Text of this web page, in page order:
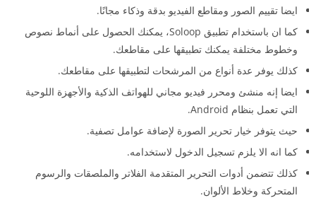
ايضا تقييم الصور ومقاطع الفيديو بدقة وذكاء مجانًا.
كما ان باستخدام تطبيق Soloop، يمكنك الحصول على أنماط نصوص
وخطوط مختلفة يمكنك تطبيقها على مقاطعك.
كذلك يوفر عدة أنواع من المرشحات لتطبيقها على مقاطعك.
ايضا إنه منشئ ومحرر فيديو مجاني للهواتف الذكية والأجهزة اللوحية
التي تعمل بنظام Android.
حيث يتوفر خيار تحرير الصورة لإضافة عوامل تصفية.
كما انه الا يلزم تسجيل الدخول لاستخدامه.
كذلك تتضمن أدوات التحرير المتقدمة الفلاتر والملصقات والرسوم
المتحركة وخلاط الألوان.